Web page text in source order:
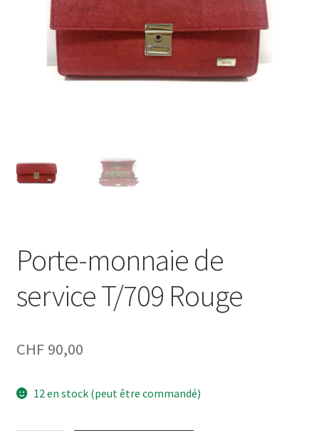
Porte-monnaie de
service T/709 Rouge
CHF90,00
12 en stock (peut être commandé)